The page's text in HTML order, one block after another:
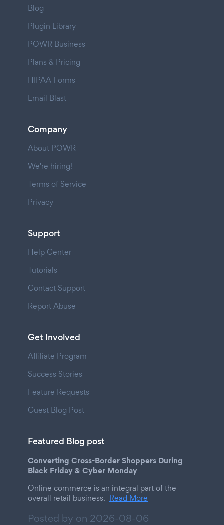
Blog
Plugin Library
POWR Business
Plans & Pricing
HIPAA Forms
Email Blast
Company
About POWR
We're hiring!
Terms of Service
Privacy
Support
Help Center
Tutorials
Contact Support
Report Abuse
Get Involved
Affiliate Program
Success Stories
Feature Requests
Guest Blog Post
Featured Blog post
Converting Cross-Border Shoppers During
Black Friday & Cyber Monday
Online commerce is an integral part of the
overall retail business. Read More
Posted by on 2026-08-06